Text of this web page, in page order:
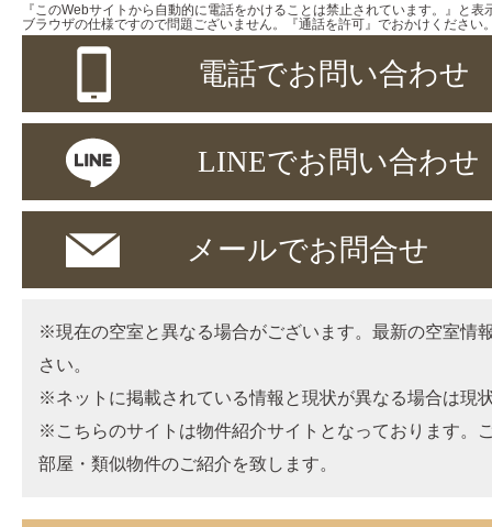
『このWebサイトから自動的に電話をかけることは禁止されています。』と
ブラウザの仕様ですので問題ございません。『通話を許可』でおかけください
電話でお問い合わせ
LINEでお問い合わせ
メールでお問合せ
※現在の空室と異なる場合がございます。最新の空室情
さい。
※ネットに掲載されている情報と現状が異なる場合は現
※こちらのサイトは物件紹介サイトとなっております。
部屋・類似物件のご紹介を致します。